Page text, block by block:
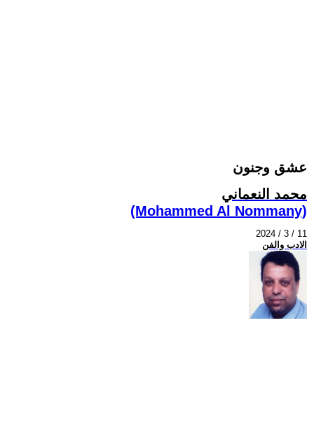
عشق وجنون
محمد النعماني
(Mohammed Al Nommany)
2024 / 3 / 11
الادب والفن